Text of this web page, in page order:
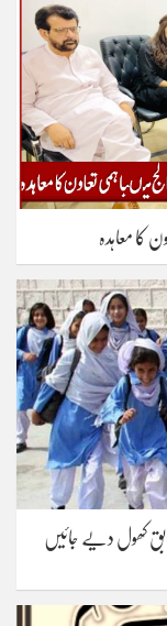
کا معاہدہ
کھول دیے جائیں